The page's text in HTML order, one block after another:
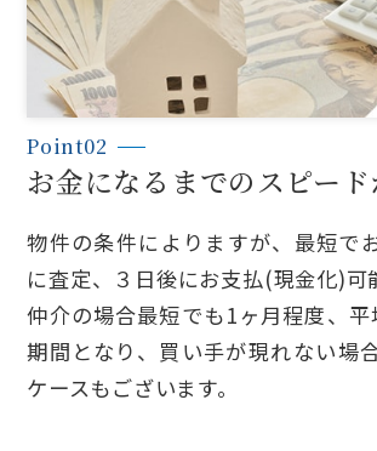
Point02
お金になるまでのスピー
物件の条件によりますが、最短で
に査定、３日後にお支払(現金化)可
仲介の場合最短でも1ヶ月程度、
期間となり、買い手が現れない場
ケースもございます。